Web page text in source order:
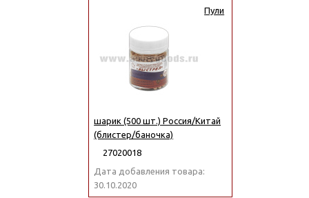
Пули
шарик (500 шт.) Россия/Китай
(блистер/баночка)
27020018
Дата добавления товара:
30.10.2020